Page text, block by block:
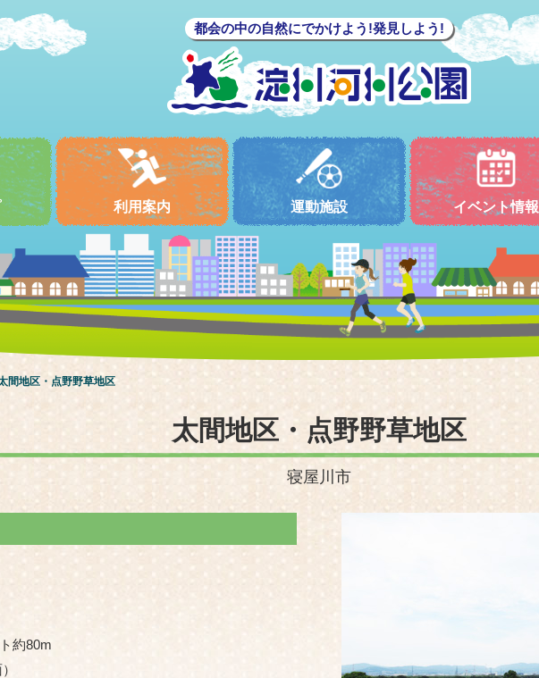
都会の中の自然にでかけよう!発見しよう!
利用案内 運動施設 イベント情報
間地区・点野野草地区
太間地区・点野野草地区
寝屋川市
約80m